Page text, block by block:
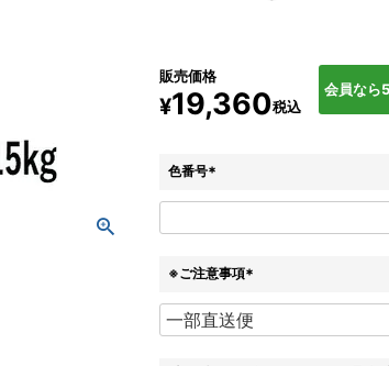
販売価格
¥19,360税込
会員なら
色番号
必
※ご注意事項
必
須